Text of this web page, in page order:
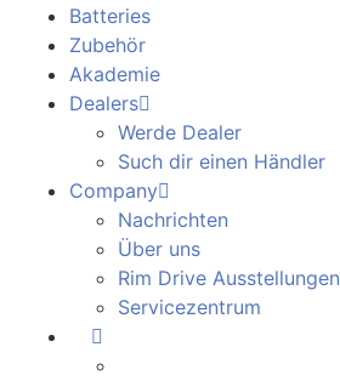
Batteries
Zubehör
Akademie
Dealers
Werde Dealer
Such dir einen Händler
Company
Nachrichten
Über uns
Rim Drive Ausstellungen
Servicezentrum